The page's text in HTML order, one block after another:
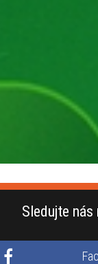
Sledujte nás